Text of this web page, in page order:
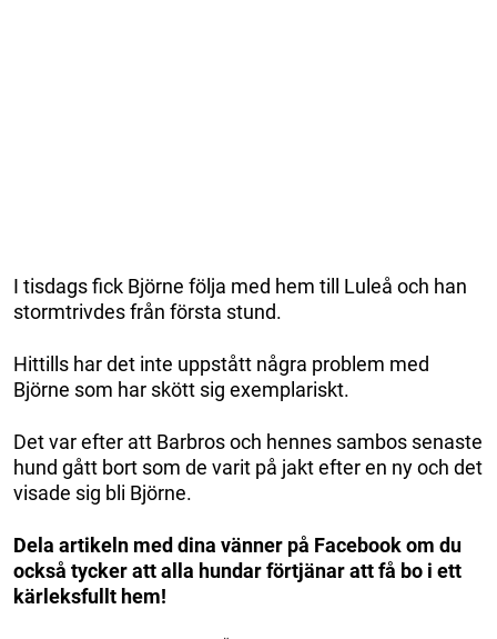
I tisdags fick Björne följa med hem till Luleå och han
stormtrivdes från första stund.
Hittills har det inte uppstått några problem med
Björne som har skött sig exemplariskt.
Det var efter att Barbros och hennes sambos senaste
hund gått bort som de varit på jakt efter en ny och det
visade sig bli Björne.
Dela artikeln med dina vänner på Facebook om du
också tycker att alla hundar förtjänar att få bo i ett
kärleksfullt hem!